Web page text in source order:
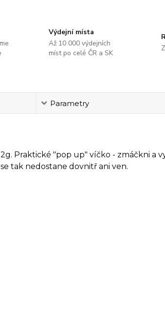
Výdejní místa
Až 10 000 výdejních
míst po celé ČR a SK
Parametry
Praktické "pop up" víčko - zmáčkni a
tak nedostane dovnitř ani ven.